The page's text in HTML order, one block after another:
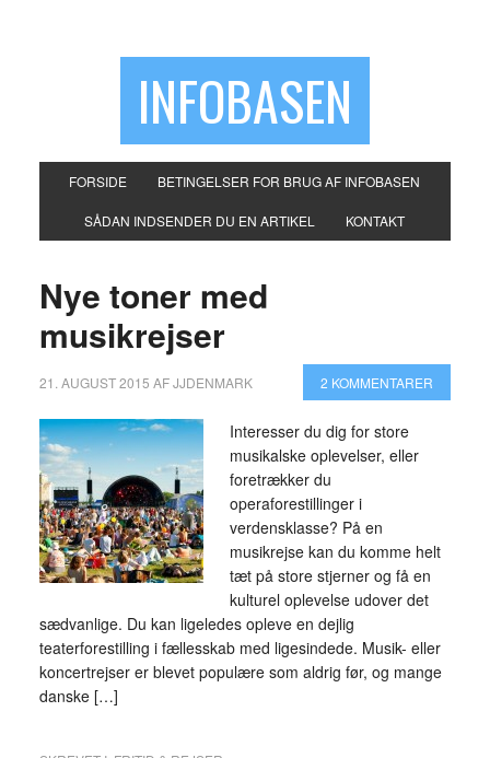
INFOBASEN
FORSIDE BETINGELSER FOR BRUG AF INFOBASEN
SÅDAN INDSENDER DU EN ARTIKEL KONTAKT
Nye toner med
musikrejser
21. AUGUST 2015 AFJJDENMARK 2 KOMMENTARER
Interesser du dig for store
musikalske oplevelser, eller
foretrækker du
operaforestillinger i
verdensklasse? På en
musikrejse kan du komme helt
tæt på store stjerner og få en
kulturel oplevelse udover det
sædvanlige. Du kan ligeledes opleve en dejlig
teaterforestilling i fællesskab med ligesindede. Musik- eller
koncertrejser er blevet populære som aldrig før, og mange
danske […]